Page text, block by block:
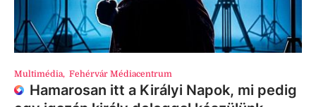
Multimédia, Fehérvár Médiacentrum
Hamarosan itt a Királyi Napok, mi pedig